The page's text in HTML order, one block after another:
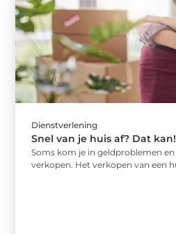
Dienstverlening
Snel van je huis af? Dat kan!
Soms kom je in geldproblemen
verkopen. Het verkopen van een